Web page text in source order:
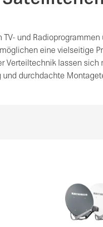
und
eine vielseitige
lassen
durchdachte